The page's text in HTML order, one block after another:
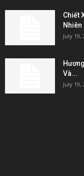
Chiết
Nhiên
July 19,
Và...
July 19,